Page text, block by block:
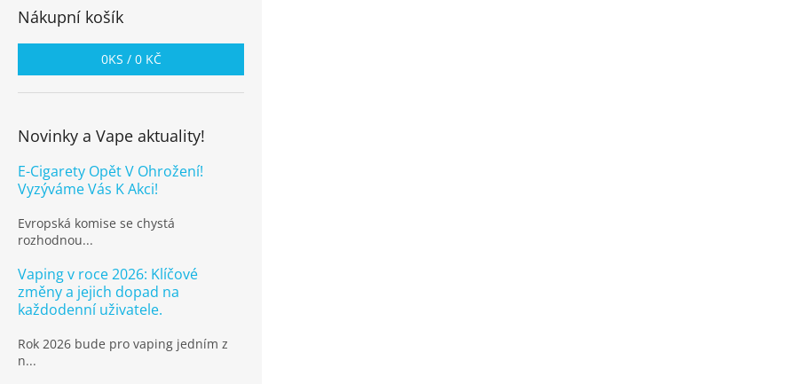
Nákupní košík
0KS / 0 KČ
Novinky a Vape aktuality!
E-Cigarety Opět V Ohrožení!
Vyzýváme Vás K Akci!
Evropská komise se chystá
rozhodnou...
Vaping v roce 2026: Klíčové
změny a jejich dopad na
každodenní uživatele.
Rok 2026 bude pro vaping jedním z
n...